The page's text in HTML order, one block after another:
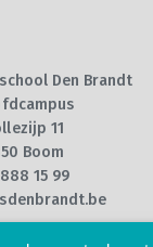
Den Brandt
11
Boom
15 99